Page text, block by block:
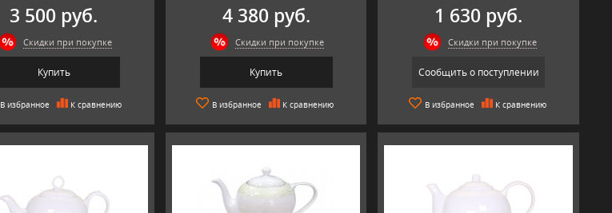
3 500 руб.
Скидки при покупке
Купить
В избранное К сравнению
4 380 руб.
Скидки при покупке
Купить
В избранное К сравнению
1 630 руб.
Скидки при покупке
Сообщить о поступлении
В избранное К сравнению